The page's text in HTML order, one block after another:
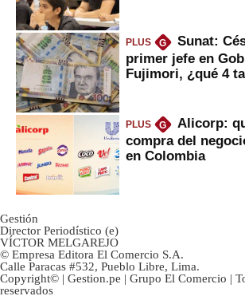
PLUS G
Sunat:
primer jefe en
Fujimori, ¿qué 4
PLUS G
Alicorp:
compra del
en Colombia
Gestión
Director Periodístico (e)
VÍCTOR MELGAREJO
© Empresa Editora El Comercio S.A.
Calle Paracas #532, Pueblo Libre, Lima.
Copyright© | Gestion.pe | Grupo El Comercio |
reservados